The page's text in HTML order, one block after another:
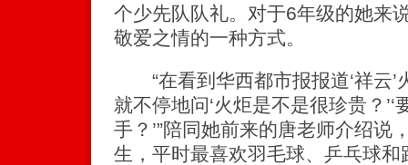
个少先队队礼。对于6年级的她来
敬爱之情的一种方式。
“在看到华西都市报报道‘祥云’
就不停地问‘火炬是不是很珍贵？
手？’”陪同她前来的唐老师介绍说
生，平时最喜欢羽毛球、乒乓球和